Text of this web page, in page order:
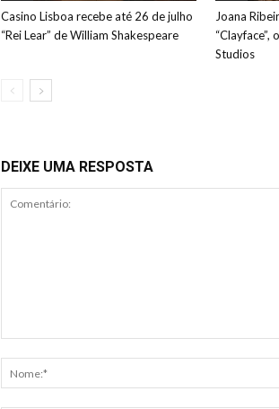
Casino Lisboa recebe até 26 de julho
“Rei Lear” de William Shakespeare
Joana
Studios
DEIXE UMA RESPOSTA